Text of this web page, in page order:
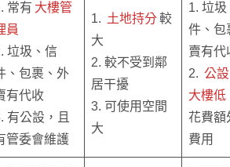
常有 大樓管
員
垃圾、信
、包裹、外
有代收
有公設，且
管委會維護
1. 土地持分較
大
2. 較不受到鄰
居干擾
3. 可使用空間
大
1. 垃圾
件、包
賣有代
2. 公
大樓低
花費額
費用